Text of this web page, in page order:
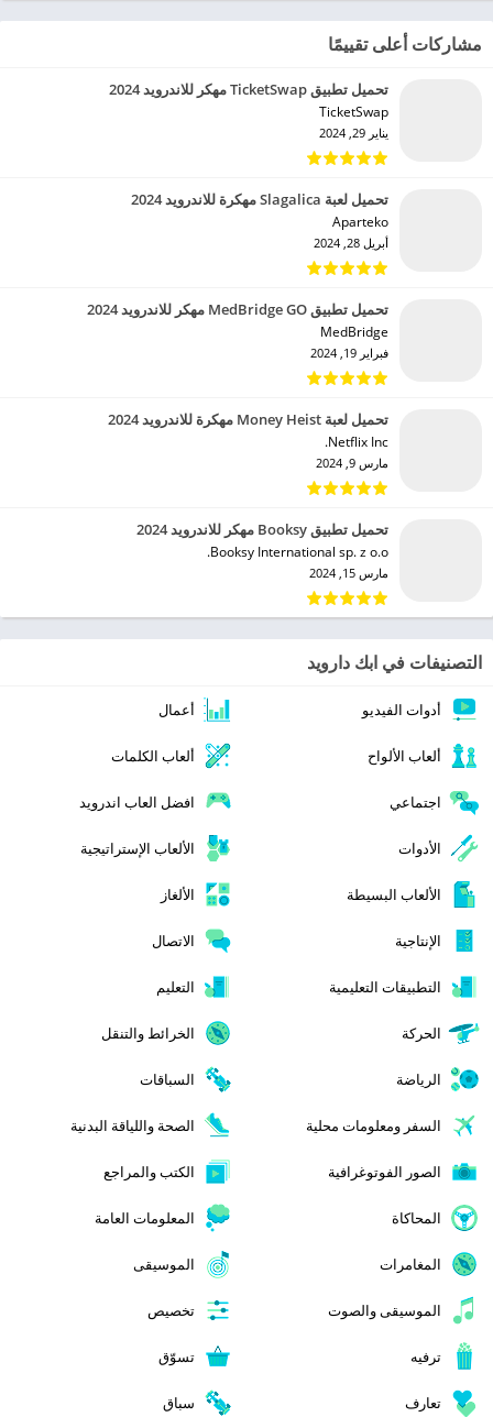
مشاركات أعلى تقييمًا
تحميل تطبيق TicketSwap مهكر للاندرويد 2024
TicketSwap‏
يناير 29, 2024
تحميل لعبة Slagalica مهكرة للاندرويد 2024
Aparteko‏
أبريل 28, 2024
تحميل تطبيق MedBridge GO مهكر للاندرويد 2024
MedBridge‏
فبراير 19, 2024
تحميل لعبة Money Heist مهكرة للاندرويد 2024
Netflix Inc.‏
مارس 9, 2024
تحميل تطبيق Booksy مهكر للاندرويد 2024
Booksy International sp. z o.o.‏
مارس 15, 2024
التصنيفات في ابك دارويد
أدوات الفيديو أعمال
ألعاب الألواح ألعاب الكلمات
اجتماعي افضل العاب اندرويد
الأدوات الألعاب الإستراتيجية
الألعاب البسيطة الألغاز
الإنتاجية الاتصال
التطبيقات التعليمية التعليم
الحركة الخرائط والتنقل
الرياضة السباقات
السفر ومعلومات محلية الصحة واللياقة البدنية
الصور الفوتوغرافية الكتب والمراجع
المحاكاة المعلومات العامة
المغامرات الموسيقى
الموسيقى والصوت تخصيص
ترفيه تسوّق
تعارف سباق